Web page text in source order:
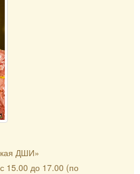
ДШИ»
15.00 до 17.00 (по